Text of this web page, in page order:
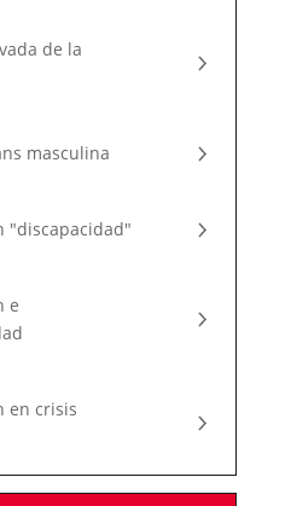
de la
masculina
"discapacidad"
e
en crisis